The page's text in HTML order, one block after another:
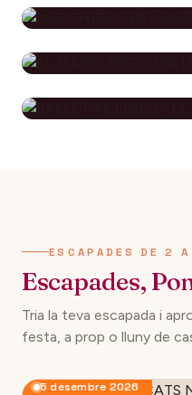
CIRQUE DU
LOS CHICOS
APOLO
EL MAGO POP
VICTÒRIA
ESCAPADES DE 2
Escapades,
Tria la teva escapada i
festa, a prop o lluny de
5 desembre 2026